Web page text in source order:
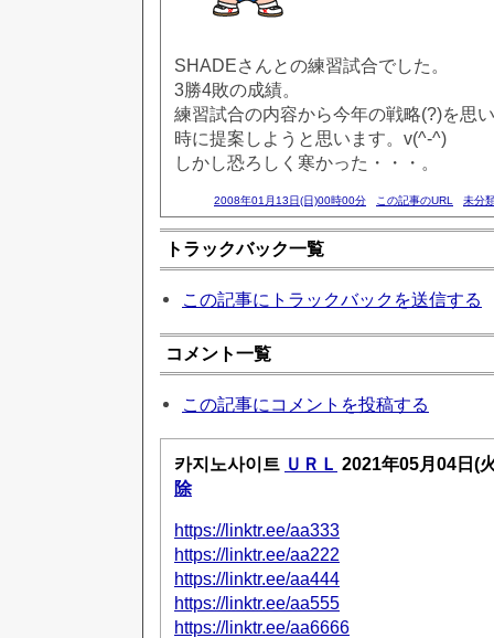
SHADEさんとの練習試合でした。
3勝4敗の成績。
練習試合の内容から今年の戦略(?)を思
時に提案しようと思います。v(^-^)
しかし恐ろしく寒かった・・・。
2008年01月13日(日)00時00分 この記事のURL 未分
トラックバック一覧
この記事にトラックバックを送信する
コメント一覧
この記事にコメントを投稿する
카지노사이트 ＵＲＬ 2021年05月04日(
除
https://linktr.ee/aa333
https://linktr.ee/aa222
https://linktr.ee/aa444
https://linktr.ee/aa555
https://linktr.ee/aa6666